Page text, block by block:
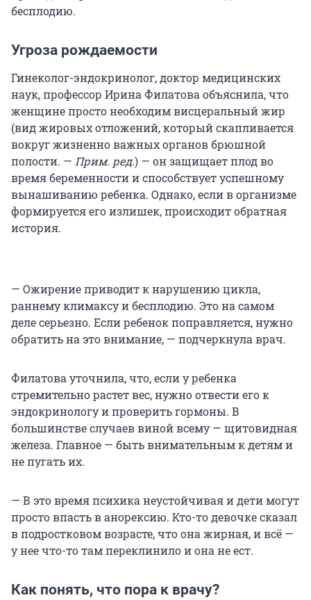
бесплодию.
Угроза рождаемости
Гинеколог-эндокринолог, доктор медицинских
наук, профессор Ирина Филатова объяснила, что
женщине просто необходим висцеральный жир
(вид жировых отложений, который скапливается
вокруг жизненно важных органов брюшной
полости. — Прим. ред.) — он защищает плод во
время беременности и способствует успешному
вынашиванию ребенка. Однако, если в организме
формируется его излишек, происходит обратная
история.
— Ожирение приводит к нарушению цикла,
раннему климаксу и бесплодию. Это на самом
деле серьезно. Если ребенок поправляется, нужно
обратить на это внимание, — подчеркнула врач.
Филатова уточнила, что, если у ребенка
стремительно растет вес, нужно отвести его к
эндокринологу и проверить гормоны. В
большинстве случаев виной всему — щитовидная
железа. Главное — быть внимательным к детям и
не пугать их.
— В это время психика неустойчивая и дети могут
просто впасть в анорексию. Кто-то девочке сказал
в подростковом возрасте, что она жирная, и всё —
у нее что-то там переклинило и она не ест.
Как понять, что пора к врачу?